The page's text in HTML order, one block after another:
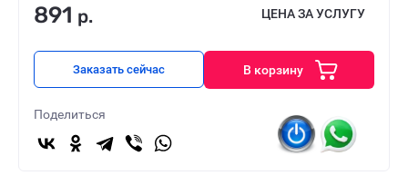
ЦЕНА ЗА УСЛУГУ
891 р.
Заказать сейчас В корзину
Поделиться